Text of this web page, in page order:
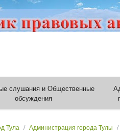
слушания и Общественные
обсуждения
Тула Администрация города Тулы